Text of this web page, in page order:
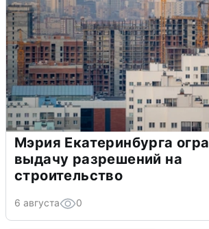
Мэрия Екатеринбурга
выдачу разрешений на
строительство
6 августа 0